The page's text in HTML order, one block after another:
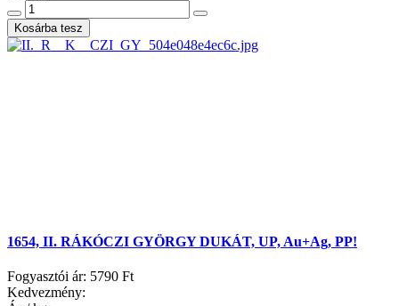
1654, II. RÁKÓCZI GYÖRGY DUKÁT, UP, Au+Ag, PP!
Fogyasztói ár: 5790 Ft
Kedvezmény: